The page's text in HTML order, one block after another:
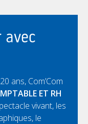
avec
ans, Com’Com
ET RH
vivant, les
le